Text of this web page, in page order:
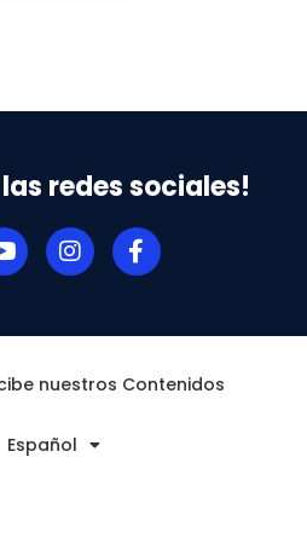
redes sociales!
nuestros Contenidos
Español
English